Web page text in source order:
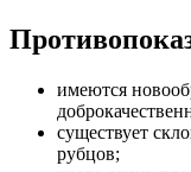
имеются
существует
рубцов;